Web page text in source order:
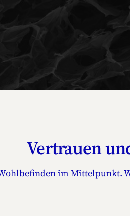
Vertrauen
im Mittelpunkt.